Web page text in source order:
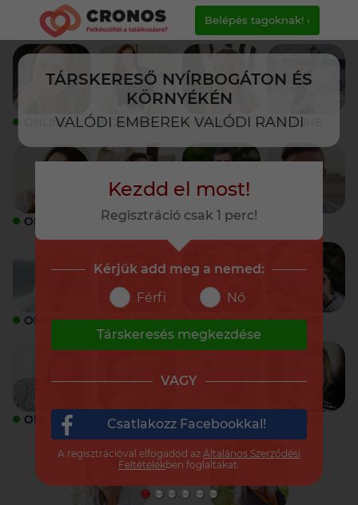
TÁRSKERESŐ NYÍRBOGÁTON ÉS
KÖRNYÉKÉN
VALÓDI EMBEREK VALÓDI RANDI
Belépés tagoknak! ›
ONLINE ONLINE ONLINE ONLINE
ONLINE ONLINE ONLINE
ONLINE ONLINE ONLINE ONLINE
ONLINE ONLINE ONLINE
Kezdd el most!
Regisztráció csak 1 perc!
Kérjük add meg a nemed:
Férfi
Nő
Társkeresés megkezdése
VAGY
Csatlakozz Facebookkal!
A regisztrációval elfogadod az Általános Szerződési
Feltételekben foglaltakat.